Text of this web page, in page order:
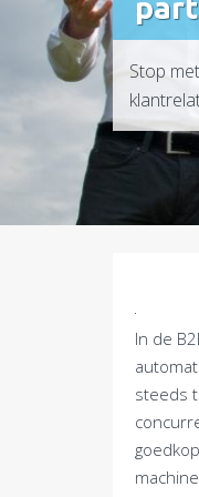
Stop
In de
steeds